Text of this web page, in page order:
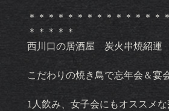
＊＊＊＊＊＊＊＊＊＊＊＊＊＊
＊＊＊＊＊
西川口の居酒屋 炭火串焼紹運
こだわりの焼き鳥で忘年会＆宴
1人飲み、女子会にもオススメ